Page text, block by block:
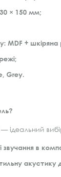
× 150 мм;
: MDF + шкіряна
Grey.
ідеальний
звучання в
акустику